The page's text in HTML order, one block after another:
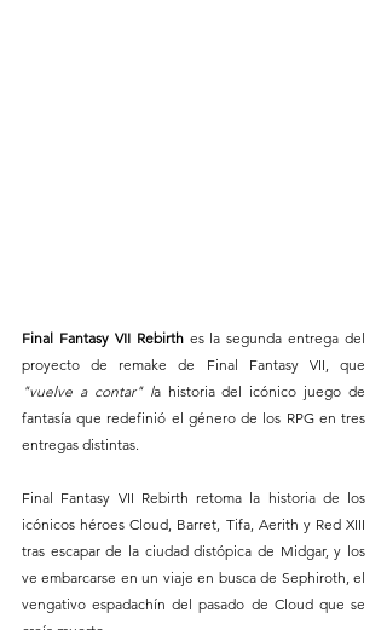
Final Fantasy VII Rebirth es la segunda entrega del
proyecto de remake de Final Fantasy VII, que
"vuelve a contar" la historia del icónico juego de
fantasía que redefinió el género de los RPG en tres
entregas distintas.
Final Fantasy VII Rebirth retoma la historia de los
icónicos héroes Cloud, Barret, Tifa, Aerith y Red XIII
tras escapar de la ciudad distópica de Midgar, y los
ve embarcarse en un viaje en busca de Sephiroth, el
vengativo espadachín del pasado de Cloud que se